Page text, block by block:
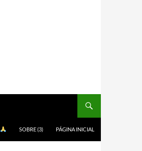
SOBRE (3) PÁGINA INICIAL